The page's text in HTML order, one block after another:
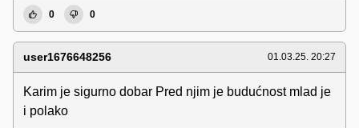
0 0
user1676648256 01.03.25. 20:27
Karim je sigurno dobar Pred njim je budućnost mlad je
i polako